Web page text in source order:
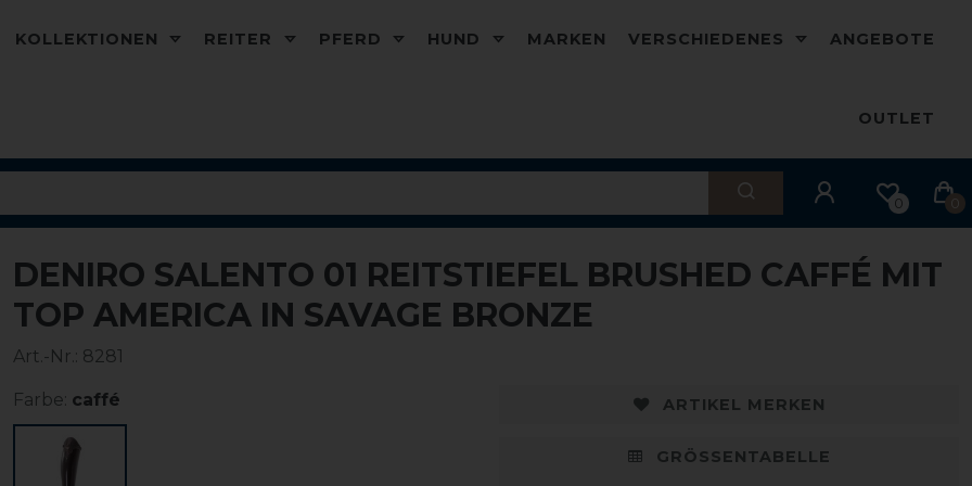
KOLLEKTIONEN REITER PFERD HUND MARKEN VERSCHIEDENES ANGEBOTE
OUTLET
0 0
DENIRO SALENTO 01 REITSTIEFEL BRUSHED CAFFÉ MIT
TOP AMERICA IN SAVAGE BRONZE
Art.-Nr.: 8281
Farbe: caffé ARTIKEL MERKEN
GRÖSSENTABELLE